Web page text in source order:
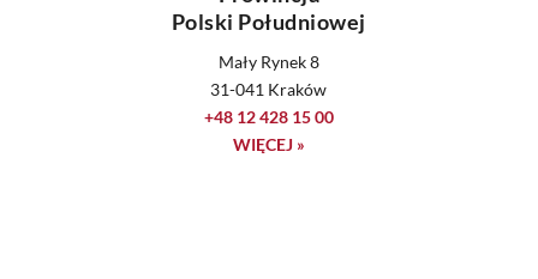
Polski Południowej
Mały Rynek 8
31-041 Kraków
+48 12 428 15 00
WIĘCEJ »